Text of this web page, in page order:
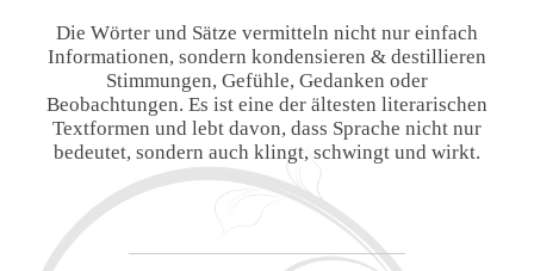
Die Wörter und Sätze vermitteln nicht nur einfach
Informationen, sondern kondensieren & destillieren
Stimmungen, Gefühle, Gedanken oder
Beobachtungen. Es ist eine der ältesten literarischen
Textformen und lebt davon, dass Sprache nicht nur
bedeutet, sondern auch klingt, schwingt und wirkt.